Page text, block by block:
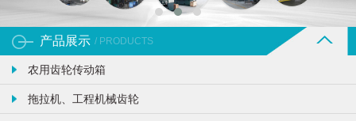
产品展示 / PRODUCTS
农用齿轮传动箱
拖拉机、工程机械齿轮